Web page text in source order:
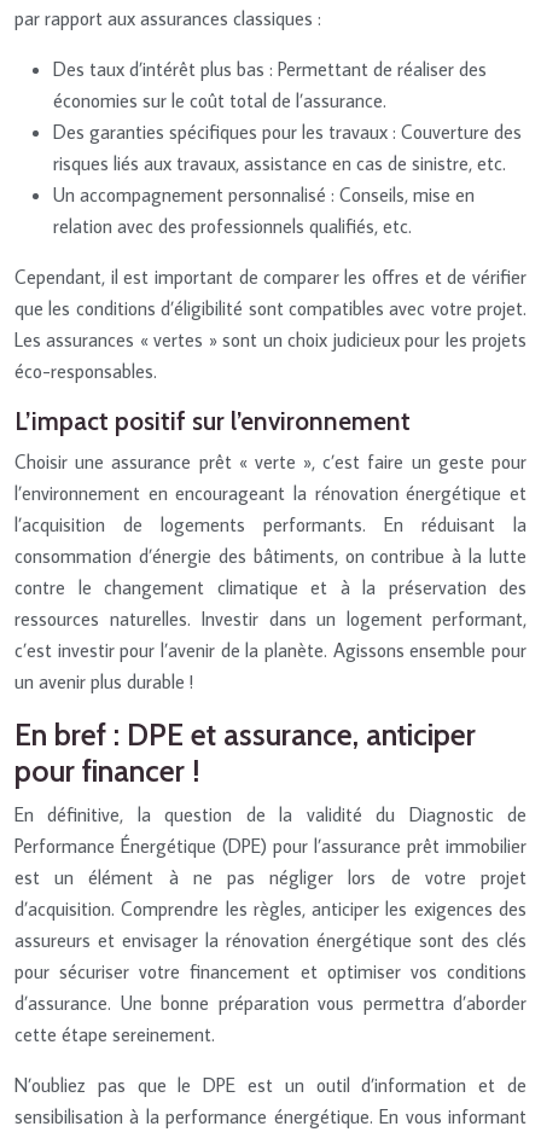
par rapport aux assurances classiques :
Des taux d’intérêt plus bas : Permettant de réaliser des
économies sur le coût total de l’assurance.
Des garanties spécifiques pour les travaux : Couverture des
risques liés aux travaux, assistance en cas de sinistre, etc.
Un accompagnement personnalisé : Conseils, mise en
relation avec des professionnels qualifiés, etc.
Cependant, il est important de comparer les offres et de vérifier
que les conditions d’éligibilité sont compatibles avec votre projet.
Les assurances « vertes » sont un choix judicieux pour les projets
éco-responsables.
L’impact positif sur l’environnement
Choisir une assurance prêt « verte », c’est faire un geste pour
l’environnement en encourageant la rénovation énergétique et
l’acquisition de logements performants. En réduisant la
consommation d’énergie des bâtiments, on contribue à la lutte
contre le changement climatique et à la préservation des
ressources naturelles. Investir dans un logement performant,
c’est investir pour l’avenir de la planète. Agissons ensemble pour
un avenir plus durable !
En bref : DPE et assurance, anticiper
pour financer !
En définitive, la question de la validité du Diagnostic de
Performance Énergétique (DPE) pour l’assurance prêt immobilier
est un élément à ne pas négliger lors de votre projet
d’acquisition. Comprendre les règles, anticiper les exigences des
assureurs et envisager la rénovation énergétique sont des clés
pour sécuriser votre financement et optimiser vos conditions
d’assurance. Une bonne préparation vous permettra d’aborder
cette étape sereinement.
N’oubliez pas que le DPE est un outil d’information et de
sensibilisation à la performance énergétique. En vous informant